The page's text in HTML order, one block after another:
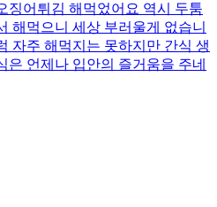
징어튀김 해먹었어요 역시 두툼
해먹으니 세상 부러울게 없습니
자주 해먹지는 못하지만 간식 생
은 언제나 입안의 즐거움을 주네